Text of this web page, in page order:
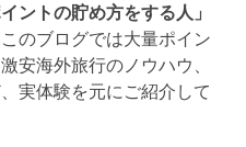
ントの貯め方をする人」
のブログでは大量ポイン
安海外旅行のノウハウ、
実体験を元にご紹介して